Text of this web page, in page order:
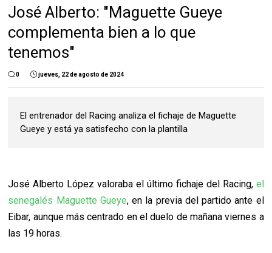
José Alberto: "Maguette Gueye
complementa bien a lo que
tenemos"
0 jueves, 22 de agosto de 2024
El entrenador del Racing analiza el fichaje de Maguette
Gueye y está ya satisfecho con la plantilla
José Alberto López valoraba el último fichaje del Racing, el
senegalés Maguette Gueye, en la previa del partido ante el
Eibar, aunque más centrado en el duelo de mañana viernes a
las 19 horas.